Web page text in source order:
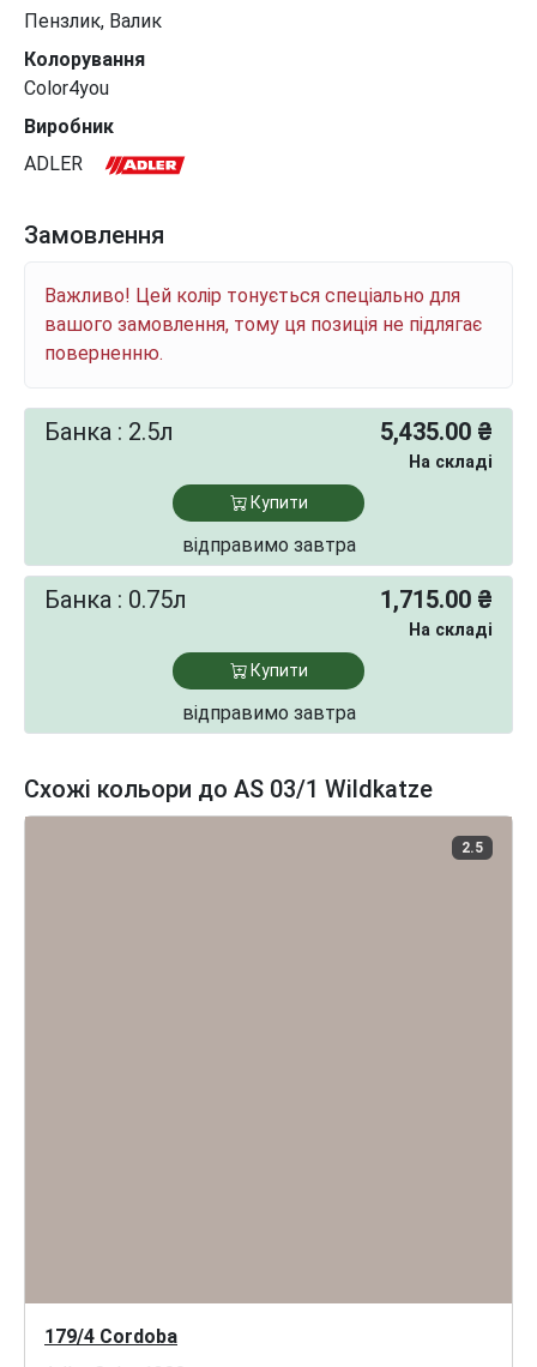
Пензлик, Валик
Колорування
Color4you
Виробник
ADLER
Замовлення
Важливо! Цей колір тонується спеціально для
вашого замовлення, тому ця позиція не підлягає
поверненню.
Банка : 2.5л 5,435.00 ₴
На складі
Купити
відправимо завтра
Банка : 0.75л 1,715.00 ₴
На складі
Купити
відправимо завтра
Схожі кольори до AS 03/1 Wildkatze
2.5
179/4 Cordoba